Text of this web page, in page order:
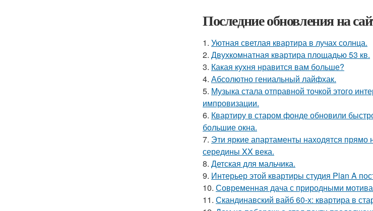
Последние обновления на
1. Уютная светлая квартира в лучах солнца.
2. Двухкомнатная квартира площадью 53 кв.
3. Какая кухня нравится вам больше?
4. Абсолютно гениальный лайфхак.
5. Музыка стала отправной точкой этого
импровизации.
6. Квартиру в старом фонде обновили
большие окна.
7. Эти яркие апартаменты находятся прямо
середины XX века.
8. Детская для мальчика.
9. Интерьер этой квартиры студия Plan A
10. Современная дача с природными
11. Скандинавский вайб 60-х: квартира в